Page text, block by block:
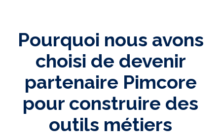
Pourquoi nous avons
choisi de devenir
partenaire Pimcore
pour construire des
outils métiers